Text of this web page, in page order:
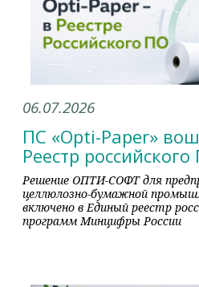
06.07.2026
ПС «Opti-Paper»
Реестр
Решение ОПТИ-СОФТ для
целлюлозно-бумажной
включено в Единый реестр
программ Минцифры России